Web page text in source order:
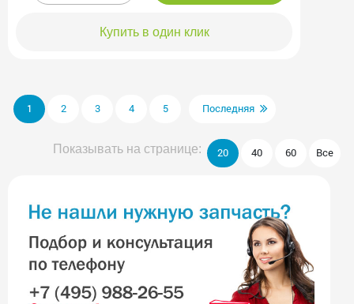
Купить в один клик
1 2 3 4 5 Последняя
Показывать на странице: 20 40 60 Все